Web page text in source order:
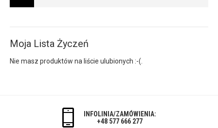
Moja Lista Życzeń
Nie masz produktów na liście ulubionych :-(.
INFOLINIA/ZAMÓWIENIA:
+48 577 666 277